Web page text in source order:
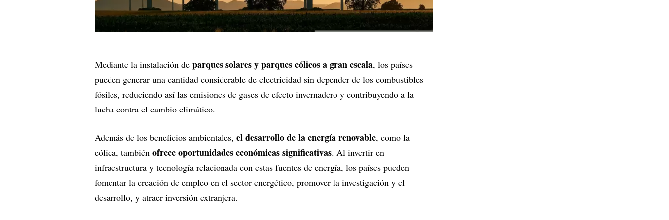
Mediante la instalación de parques solares y parques eólicos a gran escala, los países
pueden generar una cantidad considerable de electricidad sin depender de los combustibles
fósiles, reduciendo así las emisiones de gases de efecto invernadero y contribuyendo a la
lucha contra el cambio climático.
Además de los beneficios ambientales, el desarrollo de la energía renovable, como la
eólica, también ofrece oportunidades económicas significativas. Al invertir en
infraestructura y tecnología relacionada con estas fuentes de energía, los países pueden
fomentar la creación de empleo en el sector energético, promover la investigación y el
desarrollo, y atraer inversión extranjera.